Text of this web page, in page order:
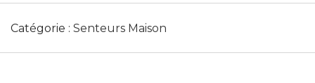
Catégorie : Senteurs Maison